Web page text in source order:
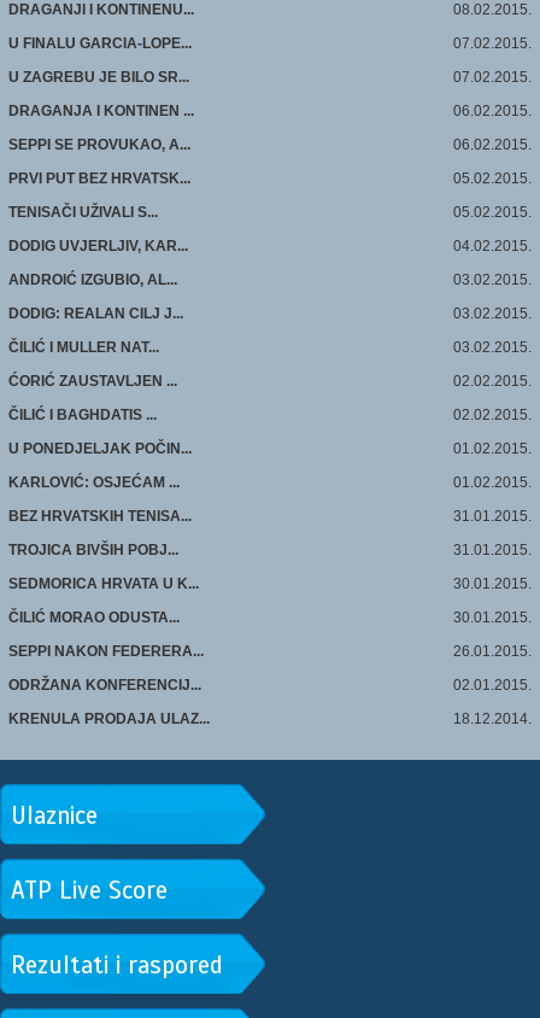
DRAGANJI I KONTINENU... 08.02.2015.
U FINALU GARCIA-LOPE... 07.02.2015.
U ZAGREBU JE BILO SR... 07.02.2015.
DRAGANJA I KONTINEN ... 06.02.2015.
SEPPI SE PROVUKAO, A... 06.02.2015.
PRVI PUT BEZ HRVATSK... 05.02.2015.
TENISAČI UŽIVALI S... 05.02.2015.
DODIG UVJERLJIV, KAR... 04.02.2015.
ANDROIĆ IZGUBIO, AL... 03.02.2015.
DODIG: REALAN CILJ J... 03.02.2015.
ČILIĆ I MULLER NAT... 03.02.2015.
ĆORIĆ ZAUSTAVLJEN ... 02.02.2015.
ČILIĆ I BAGHDATIS ... 02.02.2015.
U PONEDJELJAK POČIN... 01.02.2015.
KARLOVIĆ: OSJEĆAM ... 01.02.2015.
BEZ HRVATSKIH TENISA... 31.01.2015.
TROJICA BIVŠIH POBJ... 31.01.2015.
SEDMORICA HRVATA U K... 30.01.2015.
ČILIĆ MORAO ODUSTA... 30.01.2015.
SEPPI NAKON FEDERERA... 26.01.2015.
ODRŽANA KONFERENCIJ... 02.01.2015.
KRENULA PRODAJA ULAZ... 18.12.2014.
Ulaznice
ATP Live Score
Rezultati i raspored